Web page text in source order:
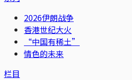
2026伊朗战争
香港世纪大火
“中国有稀土”
情色的未来
栏目